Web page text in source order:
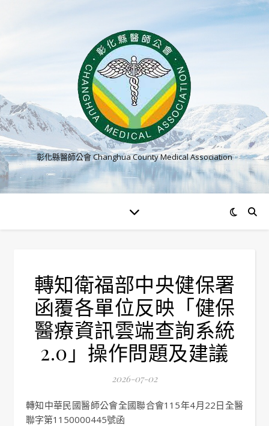
彰化縣醫師公會 Changhua County Medical Association
轉知衛福部中央健保署
函覆各單位反映「健保
醫療資訊雲端查詢系統
2.0」操作問題及建議
2026-07-02
轉知中華民國醫師公會全國聯合會115年4月22日全醫
聯字第1150000445號函